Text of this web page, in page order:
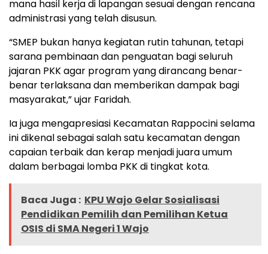
mana hasil kerja di lapangan sesuai dengan rencana
administrasi yang telah disusun.
“SMEP bukan hanya kegiatan rutin tahunan, tetapi
sarana pembinaan dan penguatan bagi seluruh
jajaran PKK agar program yang dirancang benar-
benar terlaksana dan memberikan dampak bagi
masyarakat,” ujar Faridah.
Ia juga mengapresiasi Kecamatan Rappocini selama
ini dikenal sebagai salah satu kecamatan dengan
capaian terbaik dan kerap menjadi juara umum
dalam berbagai lomba PKK di tingkat kota.
Baca Juga : KPU Wajo Gelar Sosialisasi
Pendidikan Pemilih dan Pemilihan Ketua
OSIS di SMA Negeri 1 Wajo